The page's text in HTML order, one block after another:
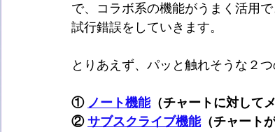
で、コラボ系の機能がうまく活用
試行錯誤をしていきます。
とりあえず、パッと触れそうな２
① ノート機能（チャートに対して
② サブスクライブ機能（チャート